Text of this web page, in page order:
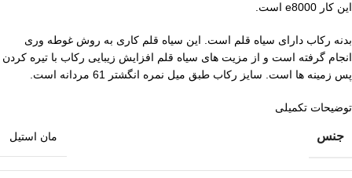
این کار e8000 است.
بدنه رکاب دارای سیاه قلم است. این سیاه قلم کاری به روش غوطه وری
انجام گرفته است و از مزیت های سیاه قلم افزایش زیبایی رکاب با تیره کردن
پس زمینه ها است. سایز رکاب طبق میل نمره انگشتر 61 مردانه است.
توضیحات تکمیلی
جنس مان استیل